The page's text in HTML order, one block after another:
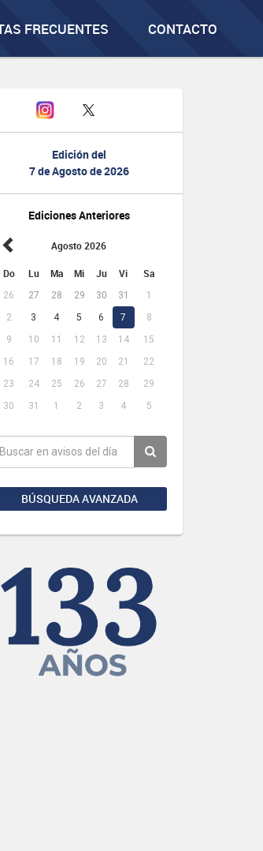
FRECUENTES CONTACTO
Edición del
7 de Agosto de 2026
Ediciones Anteriores
Agosto 2026
Do Lu Ma Mi Ju Vi Sa
26 27 28 29 30 31
1
2
3 4 5 6 7
8
9
10 11 12 13 14
15
16
17 18 19 20 21
22
23
24 25 26 27 28
29
30
31 1 2 3 4 5
BÚSQUEDA AVANZADA